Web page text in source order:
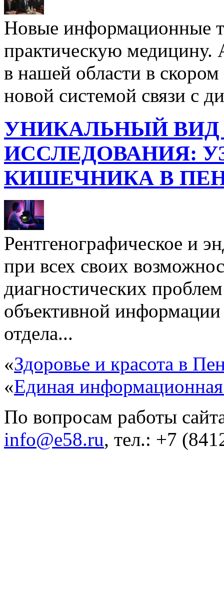
Новые информационные
практическую
в нашей области в
новой системой связи с
УНИКАЛЬНЫЙ ВИД
ИССЛЕДОВАНИЯ:
КИШЕЧНИКА В
Рентгенографическое и
при всех своих
диагностических
объективной
отдела...
«Здоровье и красота в
«Единая
По вопросам работы
info@e58.ru, тел.: +7